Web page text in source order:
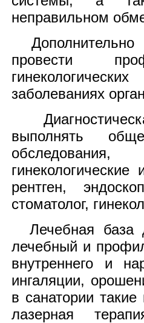
неправильном
Дополнительно
провести
заболеваниях
выполнять
рентген,
стоматолог,
Лечебная база
лечебный и
внутреннего и
ингаляции,
в санатории
лазерная